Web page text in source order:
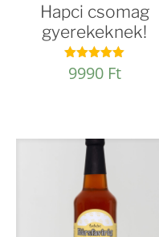
Hapci csomag
gyerekeknek!
Értékelés:
4.94
9990 Ft